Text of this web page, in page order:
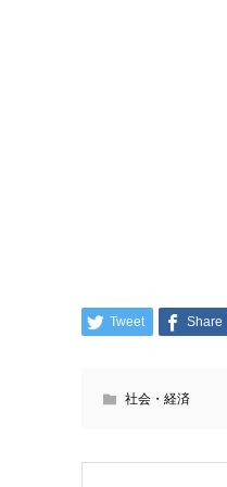
Tweet Share
社会・経済